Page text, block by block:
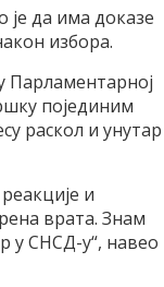
је да има доказе
избора.
Парламентарној
појединим
раскол и унутар
и
врата. Знам
у СНСД-у“, навео